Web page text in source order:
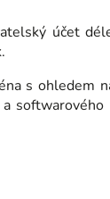
účet
s ohledem